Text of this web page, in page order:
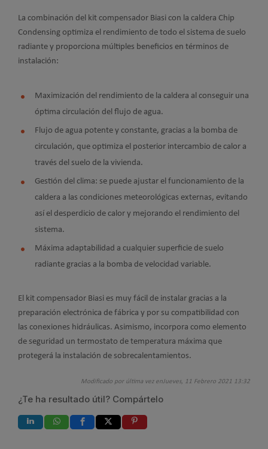
La combinación del kit compensador Biasi con la caldera Chip
Condensing optimiza el rendimiento de todo el sistema de suelo
radiante y proporciona múltiples beneficios en términos de
instalación:
Maximización del rendimiento de la caldera al conseguir una
óptima circulación del flujo de agua.
Flujo de agua potente y constante, gracias a la bomba de
circulación, que optimiza el posterior intercambio de calor a
través del suelo de la vivienda.
Gestión del clima: se puede ajustar el funcionamiento de la
caldera a las condiciones meteorológicas externas, evitando
así el desperdicio de calor y mejorando el rendimiento del
sistema.
Máxima adaptabilidad a cualquier superficie de suelo
radiante gracias a la bomba de velocidad variable.
El kit compensador Biasi es muy fácil de instalar gracias a la
preparación electrónica de fábrica y por su compatibilidad con
las conexiones hidráulicas. Asimismo, incorpora como elemento
de seguridad un termostato de temperatura máxima que
protegerá la instalación de sobrecalentamientos.
Modificado por última vez enJueves, 11 Febrero 2021 13:32
¿Te ha resultado útil? Compártelo